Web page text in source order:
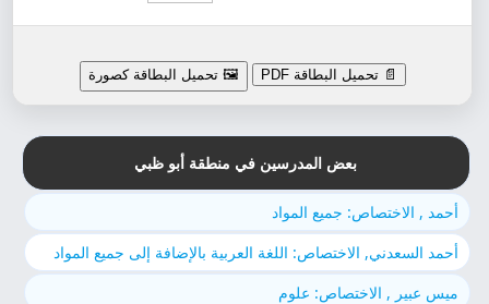
📄 تحميل البطاقة PDF 🖼️ تحميل البطاقة كصورة
بعض المدرسين في منطقة أبو ظبي
أحمد , الاختصاص: جميع المواد
أحمد السعدني, الاختصاص: اللغة العربية بالإضافة إلى جميع المواد
ميس عبير , الاختصاص: علوم